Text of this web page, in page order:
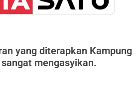
yang diterapkan Kampung
mengasyikan.